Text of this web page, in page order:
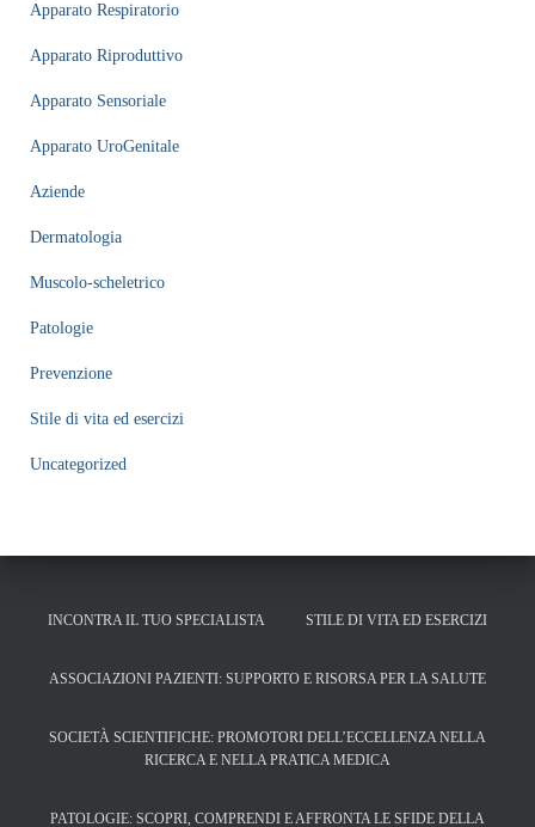
Apparato Respiratorio
Apparato Riproduttivo
Apparato Sensoriale
Apparato UroGenitale
Aziende
Dermatologia
Muscolo-scheletrico
Patologie
Prevenzione
Stile di vita ed esercizi
Uncategorized
INCONTRA IL TUO SPECIALISTA STILE DI VITA ED ESERCIZI
ASSOCIAZIONI PAZIENTI: SUPPORTO E RISORSA PER LA SALUTE
SOCIETÀ SCIENTIFICHE: PROMOTORI DELL’ECCELLENZA NELLA
RICERCA E NELLA PRATICA MEDICA
PATOLOGIE: SCOPRI, COMPRENDI E AFFRONTA LE SFIDE DELLA